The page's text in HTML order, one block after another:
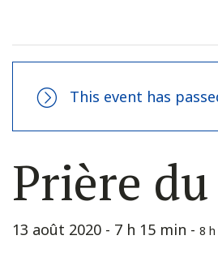
This event has
Prière
13 août 2020 - 7 h 15 min - 8